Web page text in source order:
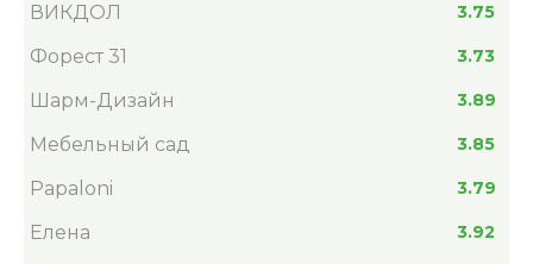
ВИКДОЛ 3.75
Форест 31 3.73
Шарм-Дизайн 3.89
Мебельный сад 3.85
Papaloni 3.79
Елена 3.92